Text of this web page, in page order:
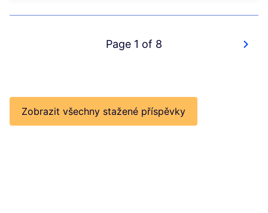
Page 1 of 8
Zobrazit všechny stažené příspěvky